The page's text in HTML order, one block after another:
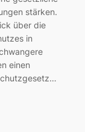
stärken.
über die
in
einen